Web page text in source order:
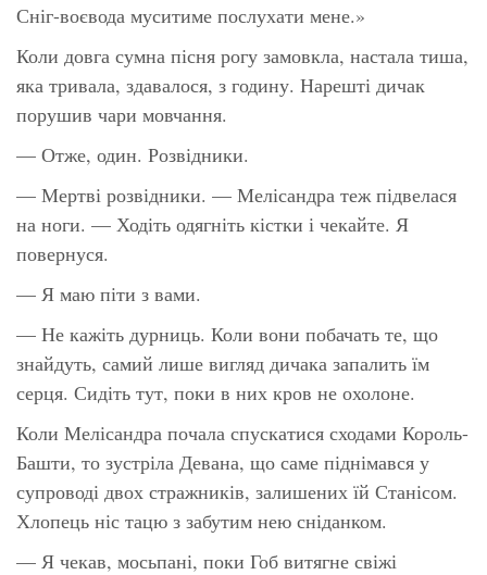
Сніг-воєвода муситиме послухати мене.»
Коли довга сумна пісня рогу замовкла, настала тиша,
яка тривала, здавалося, з годину. Нарешті дичак
порушив чари мовчання.
— Отже, один. Розвідники.
— Мертві розвідники. — Мелісандра теж підвелася
на ноги. — Ходіть одягніть кістки і чекайте. Я
повернуся.
— Я маю піти з вами.
— Не кажіть дурниць. Коли вони побачать те, що
знайдуть, самий лише вигляд дичака запалить їм
серця. Сидіть тут, поки в них кров не охолоне.
Коли Мелісандра почала спускатися сходами Король-
Башти, то зустріла Девана, що саме піднімався у
супроводі двох стражників, залишених їй Станісом.
Хлопець ніс тацю з забутим нею сніданком.
— Я чекав, мосьпані, поки Гоб витягне свіжі